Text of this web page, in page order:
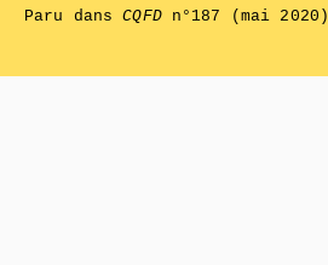
Paru dansCQFDn°187 (mai 2020)